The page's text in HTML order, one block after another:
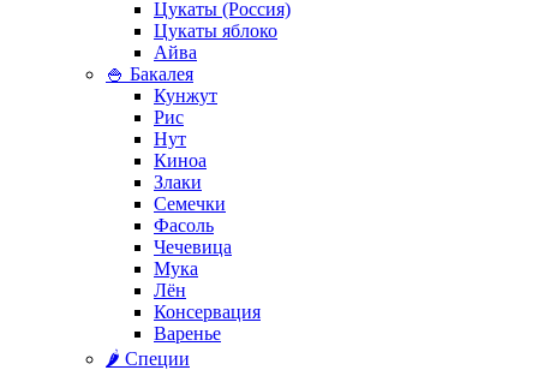
Цукаты (Россия)
Цукаты яблоко
Айва
🍚 Бакалея
Кунжут
Рис
Нут
Киноа
Злаки
Семечки
Фасоль
Чечевица
Мука
Лён
Консервация
Варенье
🌶️ Специи